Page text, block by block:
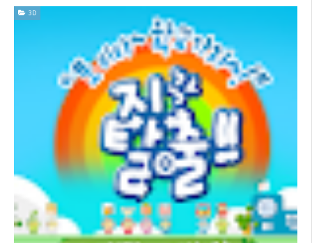
3D